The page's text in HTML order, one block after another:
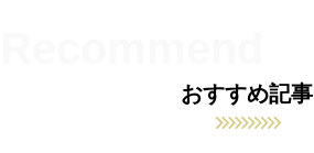
おすすめ記事